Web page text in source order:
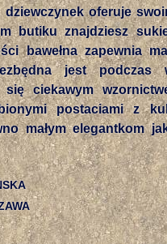
oferuje
butiku znajdziesz
bawełna zapewnia
jest podczas
ciekawym
postaciami z
małym elegantkom